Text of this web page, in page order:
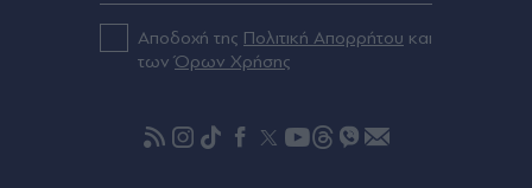
Πριν 49 λεπτά
επιστρέφουν και το πρώτο τρέιλερ ανοίγει τον
δρόμο για τη νέα σεζόν - Τι μένει ακόμη κρυφό
Αποδοχή της Πολιτική Απορρήτου και
τωνΌρων Χρήσης